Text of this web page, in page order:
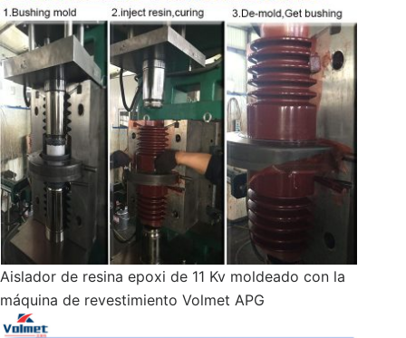
Aislador de resina epoxi de 11 Kv moldeado con la
máquina de revestimiento Volmet APG